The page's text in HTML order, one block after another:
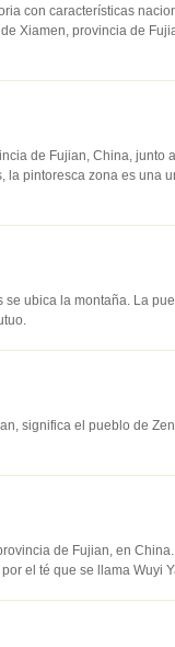
con características
Xiamen, provincia de
de Fujian, China, junto
la pintoresca zona es una
se ubica la montaña. La
significa el pueblo de
de Fujian, en
el té que se llama Wuyi